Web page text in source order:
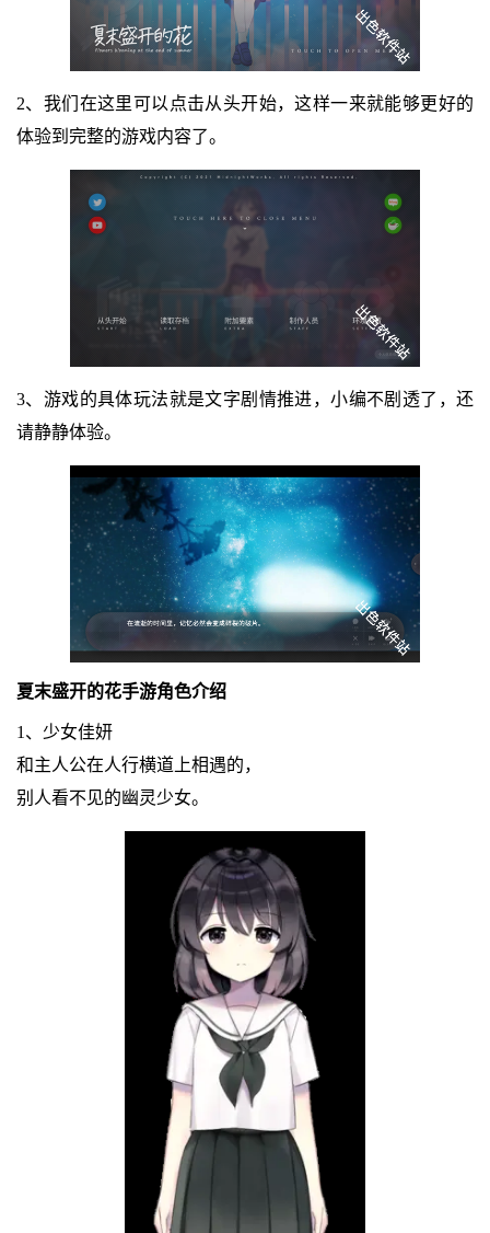
2、我们在这里可以点击从头开始，这样一来就能够更好的
体验到完整的游戏内容了。
3、游戏的具体玩法就是文字剧情推进，小编不剧透了，还
请静静体验。
夏末盛开的花手游角色介绍
1、少女佳妍
和主人公在人行横道上相遇的，
别人看不见的幽灵少女。